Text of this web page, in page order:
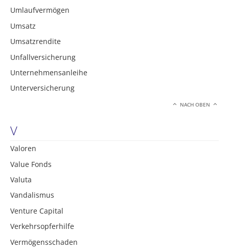
Umlaufvermögen
Umsatz
Umsatzrendite
Unfallversicherung
Unternehmensanleihe
Unterversicherung
NACH OBEN
V
Valoren
Value Fonds
Valuta
Vandalismus
Venture Capital
Verkehrsopferhilfe
Vermögensschaden